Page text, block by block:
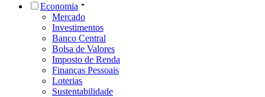
Economia
Mercado
Investimentos
Banco Central
Bolsa de Valores
Imposto de Renda
Finanças Pessoais
Loterias
Sustentabilidade